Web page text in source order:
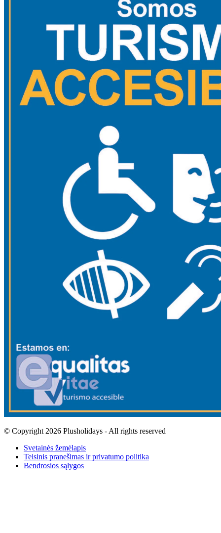
© Copyright 2026 Plusholidays - All rights reserved
Svetainės žemėlapis
Teisinis pranešimas ir privatumo politika
Bendrosios sąlygos